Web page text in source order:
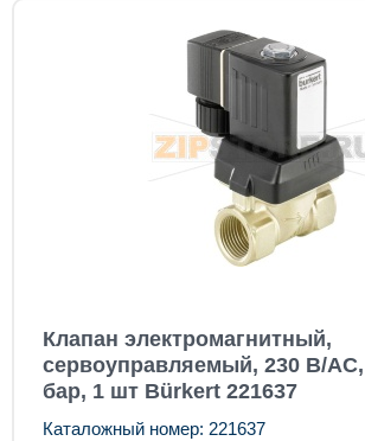
Клапан электромагнитный,
сервоуправляемый, 230 В/AC,
бар, 1 шт Bürkert 221637
Каталожный номер: 221637